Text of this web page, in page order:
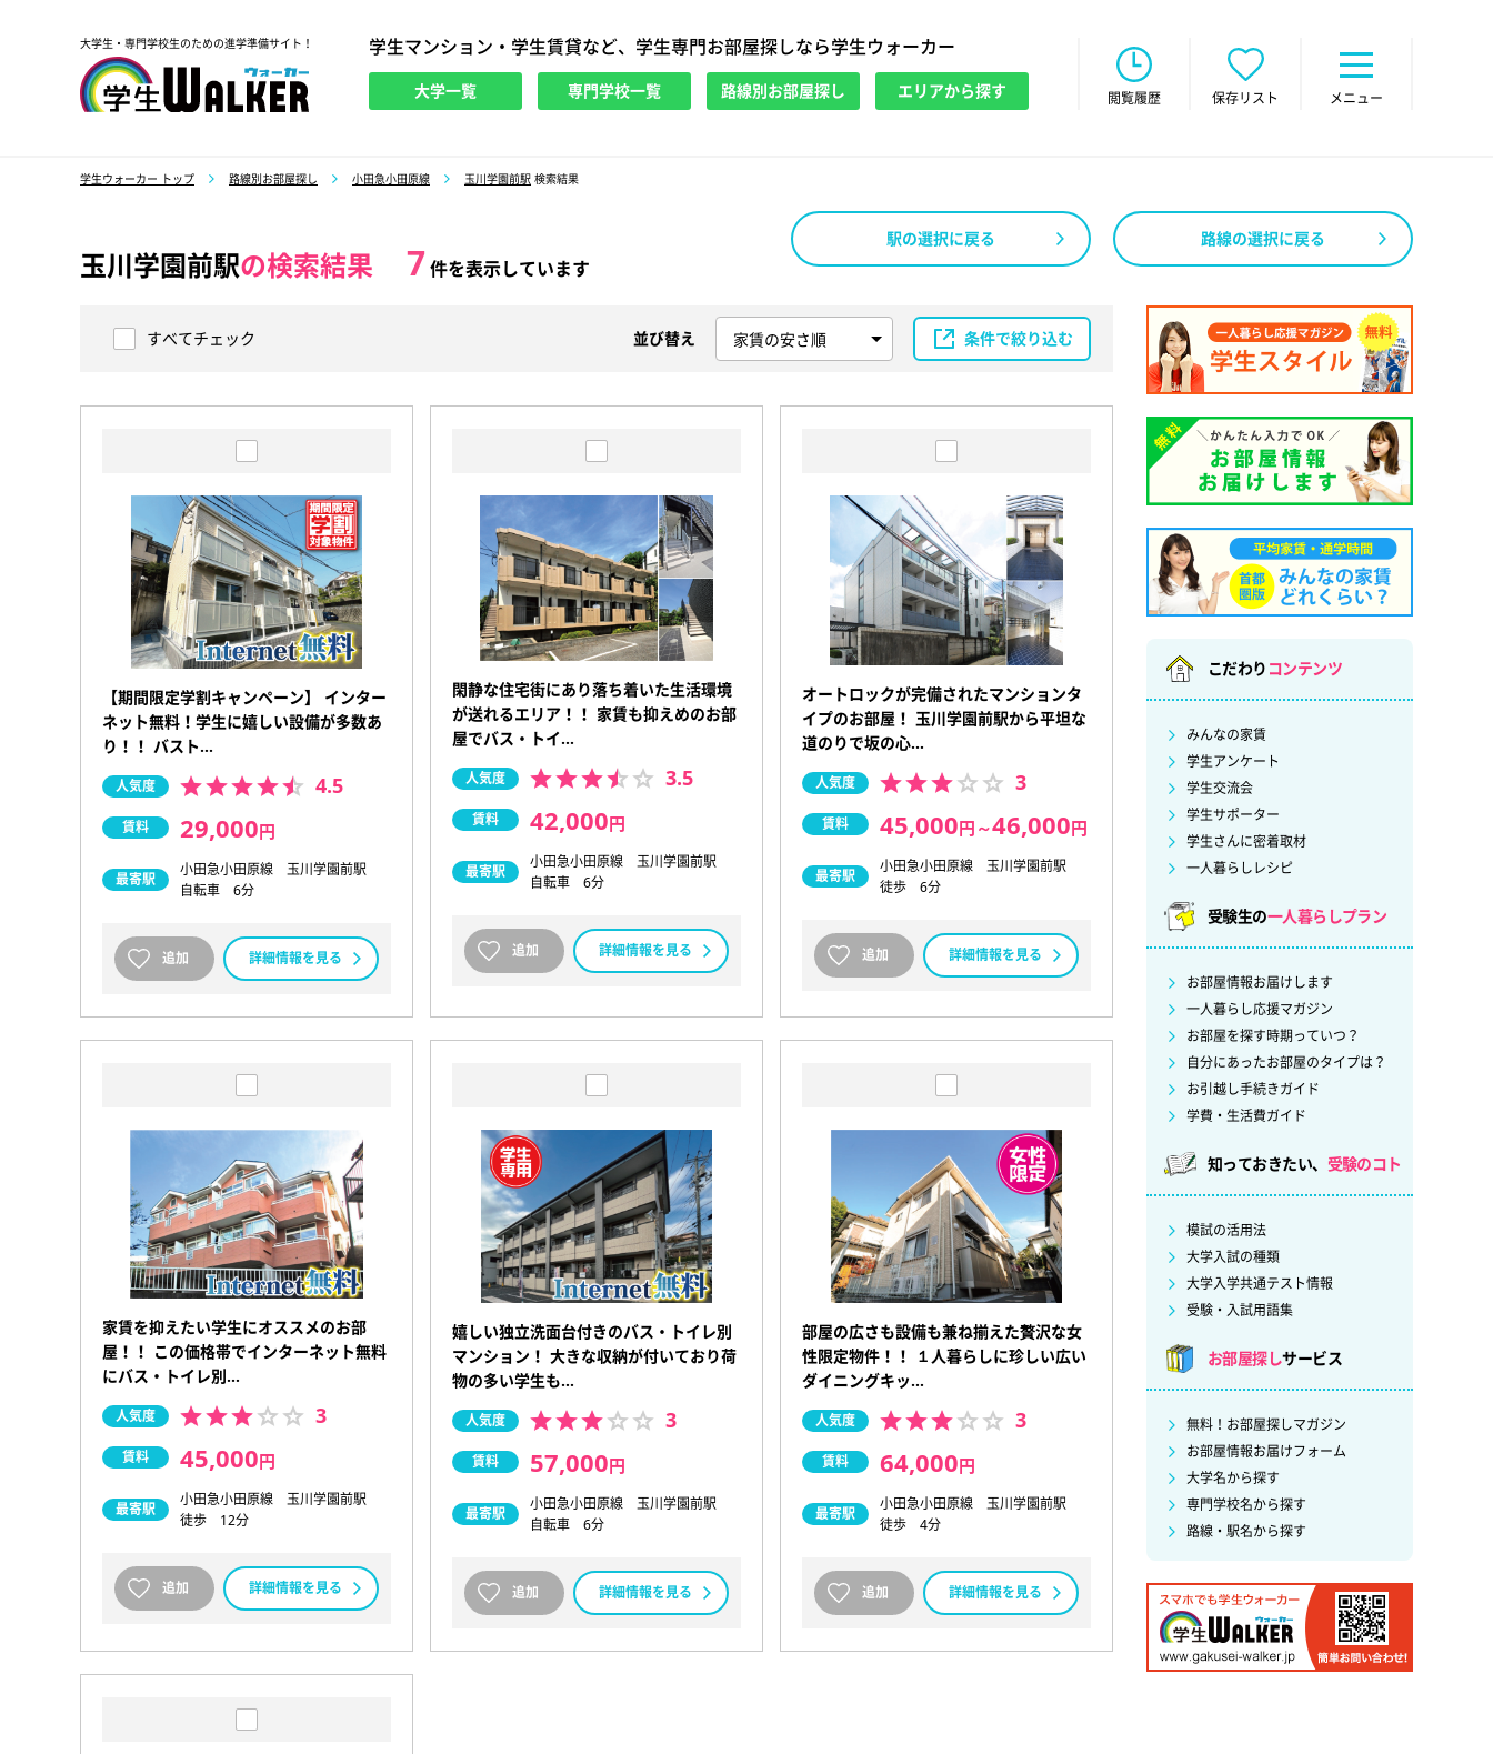
大学生・専門学校生のための進学準備サイト！ 学生マンション・学生賃貸など、学生専門お部屋探しなら学生ウォーカー
大学一覧 専門学校一覧 路線別お部屋探し エリアから探す 閲覧履歴 保存リスト メニュー
学生ウォーカー トップ 路線別お部屋探し 小田急小田原線 玉川学園前駅 検索結果
玉川学園前駅の検索結果 7件を表示しています
駅の選択に戻る 路線の選択に戻る
すべてチェック 並び替え 条件で絞り込む
【期間限定学割キャンペーン】 インター
ネット無料！学生に嬉しい設備が多数あ
り！！ バスト…
人気度 4.5
賃料 29,000円
最寄駅
小田急小田原線 玉川学園前駅
自転車 6分
追加 詳細情報を見る
閑静な住宅街にあり落ち着いた生活環境
が送れるエリア！！ 家賃も抑えめのお部
屋でバス・トイ…
人気度 3.5
賃料 42,000円
最寄駅
小田急小田原線 玉川学園前駅
自転車 6分
追加 詳細情報を見る
オートロックが完備されたマンションタ
イプのお部屋！ 玉川学園前駅から平坦な
道のりで坂の心…
人気度 3
賃料 45,000円 ～46,000円
最寄駅
小田急小田原線 玉川学園前駅
徒歩 6分
追加 詳細情報を見る
家賃を抑えたい学生にオススメのお部
屋！！ この価格帯でインターネット無料
にバス・トイレ別…
人気度 3
賃料 45,000円
最寄駅
小田急小田原線 玉川学園前駅
徒歩 12分
追加 詳細情報を見る
嬉しい独立洗面台付きのバス・トイレ別
マンション！ 大きな収納が付いており荷
物の多い学生も…
人気度 3
賃料 57,000円
最寄駅
小田急小田原線 玉川学園前駅
自転車 6分
追加 詳細情報を見る
部屋の広さも設備も兼ね揃えた贅沢な女
性限定物件！！ １人暮らしに珍しい広い
ダイニングキッ…
人気度 3
賃料 64,000円
最寄駅
小田急小田原線 玉川学園前駅
徒歩 4分
追加 詳細情報を見る
こだわり コンテンツ
みんなの家賃
学生アンケート
学生交流会
学生サポーター
学生さんに密着取材
一人暮らしレシピ
受験生の一人暮らしプラン
お部屋情報お届けします
一人暮らし応援マガジン
お部屋を探す時期っていつ？
自分にあったお部屋のタイプは？
お引越し手続きガイド
学費・生活費ガイド
知っておきたい、 受験のコト
模試の活用法
大学入試の種類
大学入学共通テスト情報
受験・入試用語集
お部屋探しサービス
無料！お部屋探しマガジン
お部屋情報お届けフォーム
大学名から探す
専門学校名から探す
路線・駅名から探す